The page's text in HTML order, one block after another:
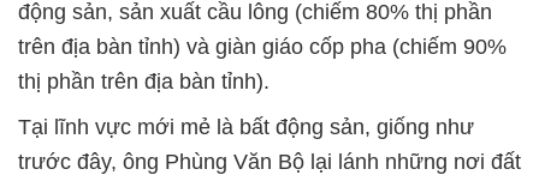
động sản, sản xuất cầu lông (chiếm 80% thị phần
trên địa bàn tỉnh) và giàn giáo cốp pha (chiếm 90%
thị phần trên địa bàn tỉnh).
Tại lĩnh vực mới mẻ là bất động sản, giống như
trước đây, ông Phùng Văn Bộ lại lánh những nơi đất